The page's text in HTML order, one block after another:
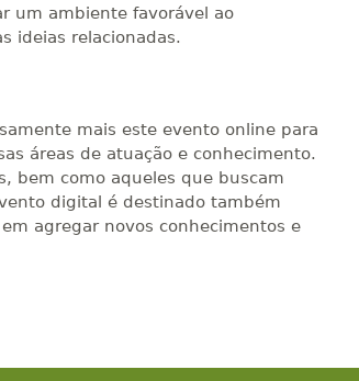
um ambiente favorável ao
ideias relacionadas.
mais este evento online para
áreas de atuação e conhecimento.
bem como aqueles que buscam
digital é destinado também
agregar novos conhecimentos e